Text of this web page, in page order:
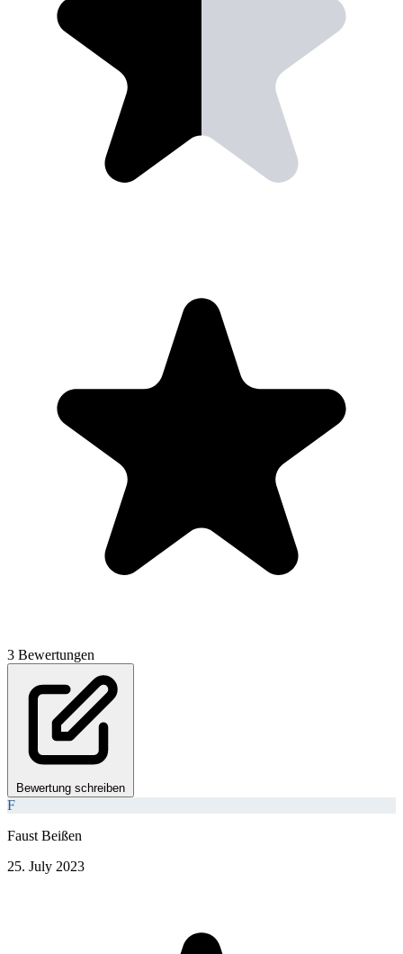
3 Bewertungen
Bewertung schreiben
F
Faust Beißen
25. July 2023